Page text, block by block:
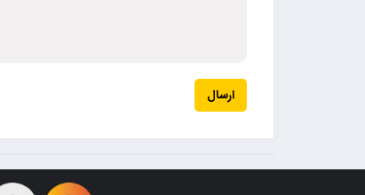
ارسال